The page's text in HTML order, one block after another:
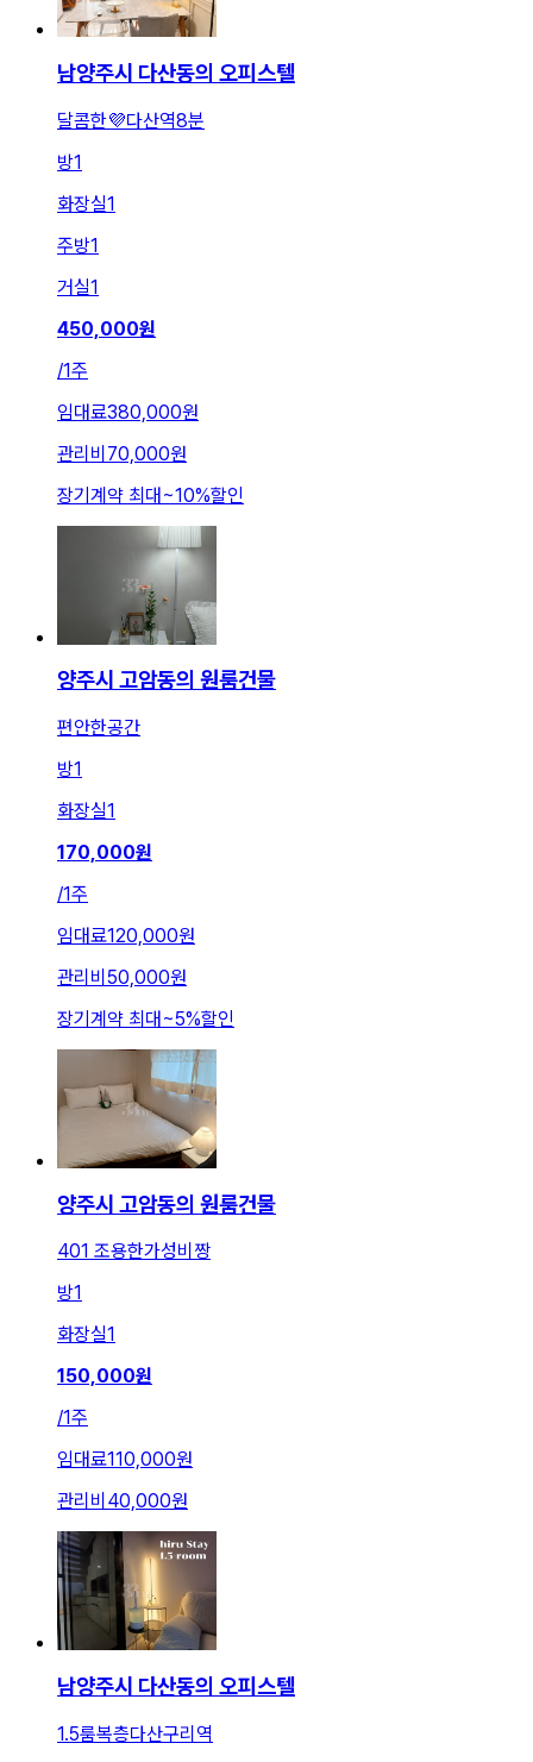
남양주시 다산동의 오피스텔
달콤한💜다산역8분
방1
화장실1
주방1
거실1
450,000원
/1주
임대료380,000원
관리비 70,000원
장기계약 최대~10%할인
양주시 고암동의 원룸건물
편안한공간
방1
화장실1
170,000원
/1주
임대료120,000원
관리비 50,000원
장기계약 최대~5%할인
양주시 고암동의 원룸건물
401 조용한가성비짱
방1
화장실1
150,000원
/1주
임대료110,000원
관리비 40,000원
남양주시 다산동의 오피스텔
1.5룸복층다산구리역